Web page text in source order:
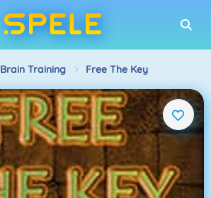
Brain Training Free The Key